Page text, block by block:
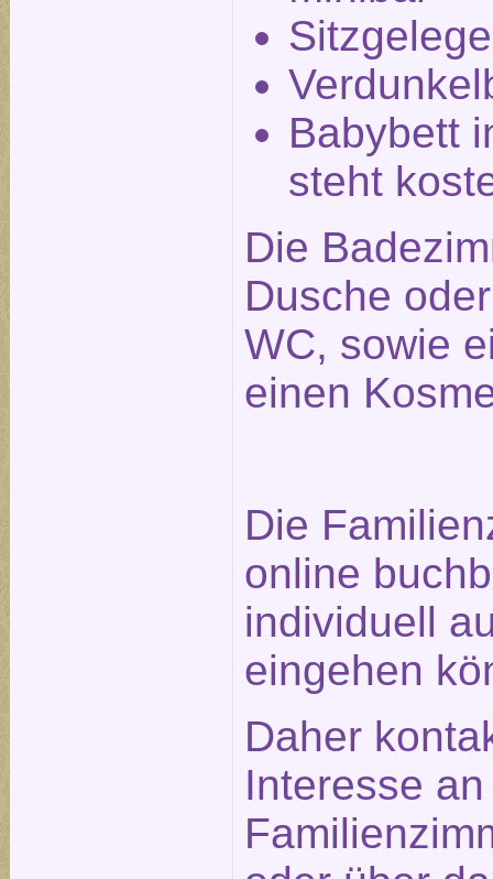
Babybett
steht
Die
Dusche
WC, sowie
einen
Die
online
individuell
eingehen
Daher
Interesse